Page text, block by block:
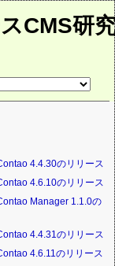
CMS研
4.4.30のリリース
4.6.10のリリース
Manager 1.1.0の
4.4.31のリリース
4.6.11のリリース